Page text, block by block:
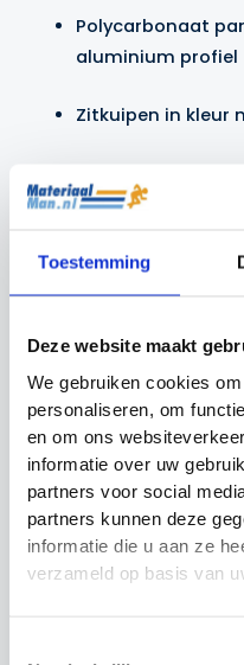
Toestemming
Deze website maakt
We gebruiken cookies
personaliseren, om
en om ons
informatie over uw
partners voor social
partners kunnen deze
informatie die u aan ze
verzameld op basis van
Polycarbonaat
aluminium profiel
Zitkuipen in kleur
De Liverpool is
functioneren als dug-
veelzijdige oplossing
inrichten.
Specifieke wensen
uitvoering? De tribune
van uw behoeften.
contact op via het
Professionele